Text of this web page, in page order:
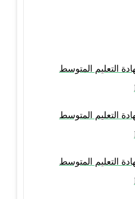
التعليم المتوسط
التعليم المتوسط
التعليم المتوسط